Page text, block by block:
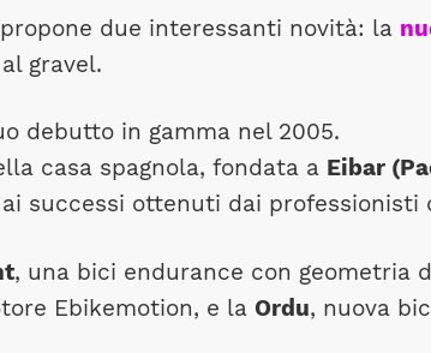
due interessanti novità: la
gravel.
debutto in gamma nel 2005.
casa spagnola, fondata a Eibar
successi ottenuti dai professionisti
, una bici endurance con geometria
Ebikemotion, e la Ordu, nuova